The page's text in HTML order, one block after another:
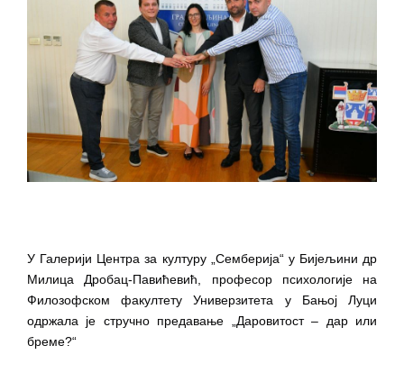
У Галерији Центра за културу „Семберија“ у Бијељини др
Милица Дробац-Павићевић, професор психологије на
Филозофском факултету Универзитета у Бањој Луци
одржала је стручно предавање „Даровитост – дар или
бреме?“